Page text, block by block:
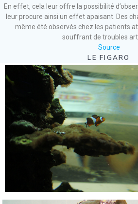
En effet, cela leur offre la possibilité
leur procure ainsi un effet apaisant. Des
même été observés chez les patients
souffrant de troubles
Source
LE FIGARO